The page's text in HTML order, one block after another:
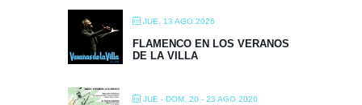
JUE, 13 AGO 2026
FLAMENCO EN LOS VERANOS
DE LA VILLA
JUE - DOM, 20 - 23 AGO 2026